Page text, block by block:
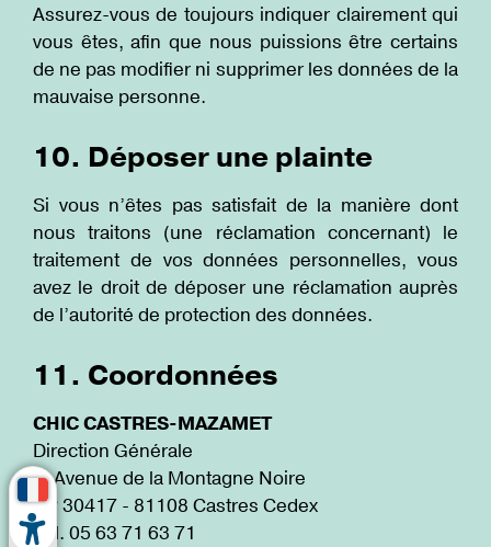
Assurez-vous de toujours indiquer clairement qui
vous êtes, afin que nous puissions être certains
de ne pas modifier ni supprimer les données de la
mauvaise personne.
10. Déposer une plainte
Si vous n’êtes pas satisfait de la manière dont
nous traitons (une réclamation concernant) le
traitement de vos données personnelles, vous
avez le droit de déposer une réclamation auprès
de l’autorité de protection des données.
11. Coordonnées
CHIC CASTRES-MAZAMET
Direction Générale
6, Avenue de la Montagne Noire
BP 30417 - 81108 Castres Cedex
Tél. 05 63 71 63 71